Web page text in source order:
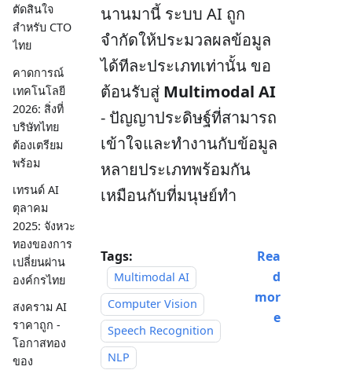
ตัดสินใจ
สำหรับ CTO
ไทย
คาดการณ์
เทคโนโลยี
2026: สิ่งที่
บริษัทไทย
ต้องเตรียม
พร้อม
เทรนด์ AI
ตุลาคม
2025: จังหวะ
ทองของการ
เปลี่ยนผ่าน
องค์กรไทย
สงคราม AI
ราคาถูก -
โอกาสทอง
ของ
นานมานี้ ระบบ AI ถูก
จำกัดให้ประมวลผลข้อมูล
ได้ทีละประเภทเท่านั้น ขอ
ต้อนรับสู่ Multimodal AI
- ปัญญาประดิษฐ์ที่สามารถ
เข้าใจและทำงานกับข้อมูล
หลายประเภทพร้อมกัน
เหมือนกับที่มนุษย์ทำ
Tags:
Multimodal AI
Computer Vision
Speech Recognition
NLP
Rea
d
mor
e